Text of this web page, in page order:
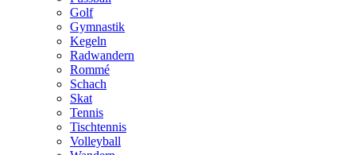
Golf
Gymnastik
Kegeln
Radwandern
Rommé
Schach
Skat
Tennis
Tischtennis
Volleyball